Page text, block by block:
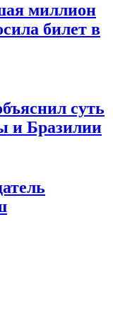
миллион
билет в
суть
и Бразилии